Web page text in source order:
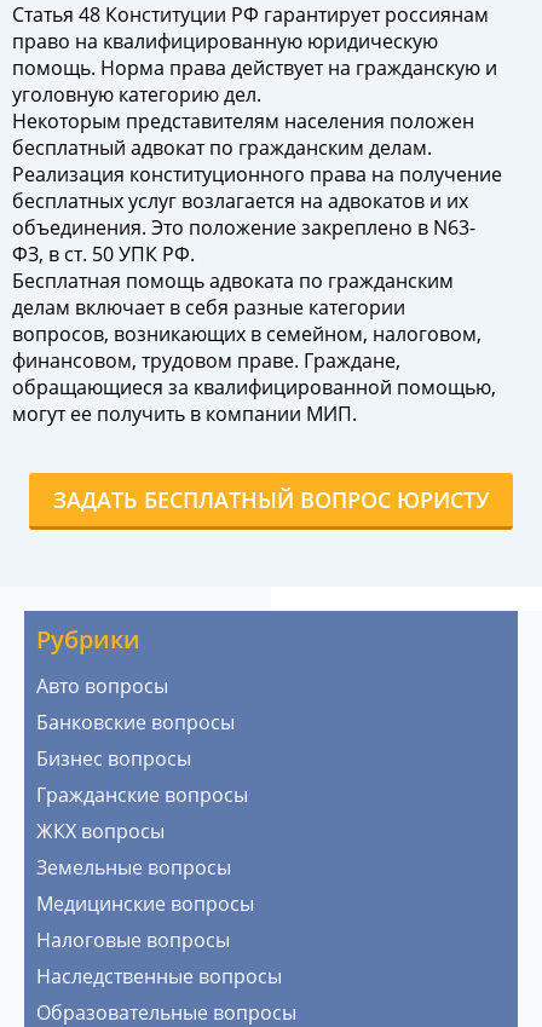
Статья 48 Конституции РФ гарантирует россиянам
право на квалифицированную юридическую
помощь. Норма права действует на гражданскую и
уголовную категорию дел.
Некоторым представителям населения положен
бесплатный адвокат по гражданским делам.
Реализация конституционного права на получение
бесплатных услуг возлагается на адвокатов и их
объединения. Это положение закреплено в N63-
ФЗ, в ст. 50 УПК РФ.
Бесплатная помощь адвоката по гражданским
делам включает в себя разные категории
вопросов, возникающих в семейном, налоговом,
финансовом, трудовом праве. Граждане,
обращающиеся за квалифицированной помощью,
могут ее получить в компании МИП.
ЗАДАТЬ БЕСПЛАТНЫЙ ВОПРОС ЮРИСТУ
Рубрики
Авто вопросы
Банковские вопросы
Бизнес вопросы
Гражданские вопросы
ЖКХ вопросы
Земельные вопросы
Медицинские вопросы
Налоговые вопросы
Наследственные вопросы
Образовательные вопросы